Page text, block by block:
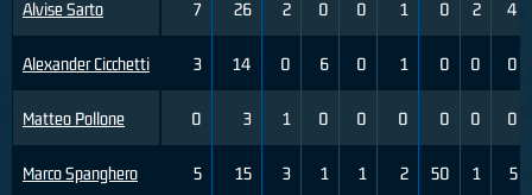
Alvise Sarto
Alexander Cicchetti
Matteo Pollone
Marco Spanghero
7 26 2 0 0 1 0 2 4
3 14 0 6 0 1 0 0 0
0 3 1 0 0 0 0 0 0
5 15 3 1 1 2 50 1 5